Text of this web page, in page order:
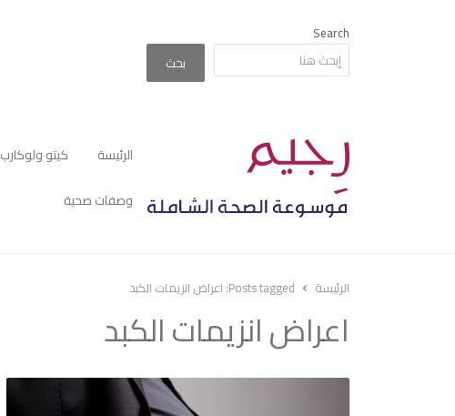
Search
بحث
الرئيسة كيتو ولوكارب
وصفات صحية
الرئيسة Posts tagged: اعراض انزيمات الكبد
اعراض انزيمات الكبد